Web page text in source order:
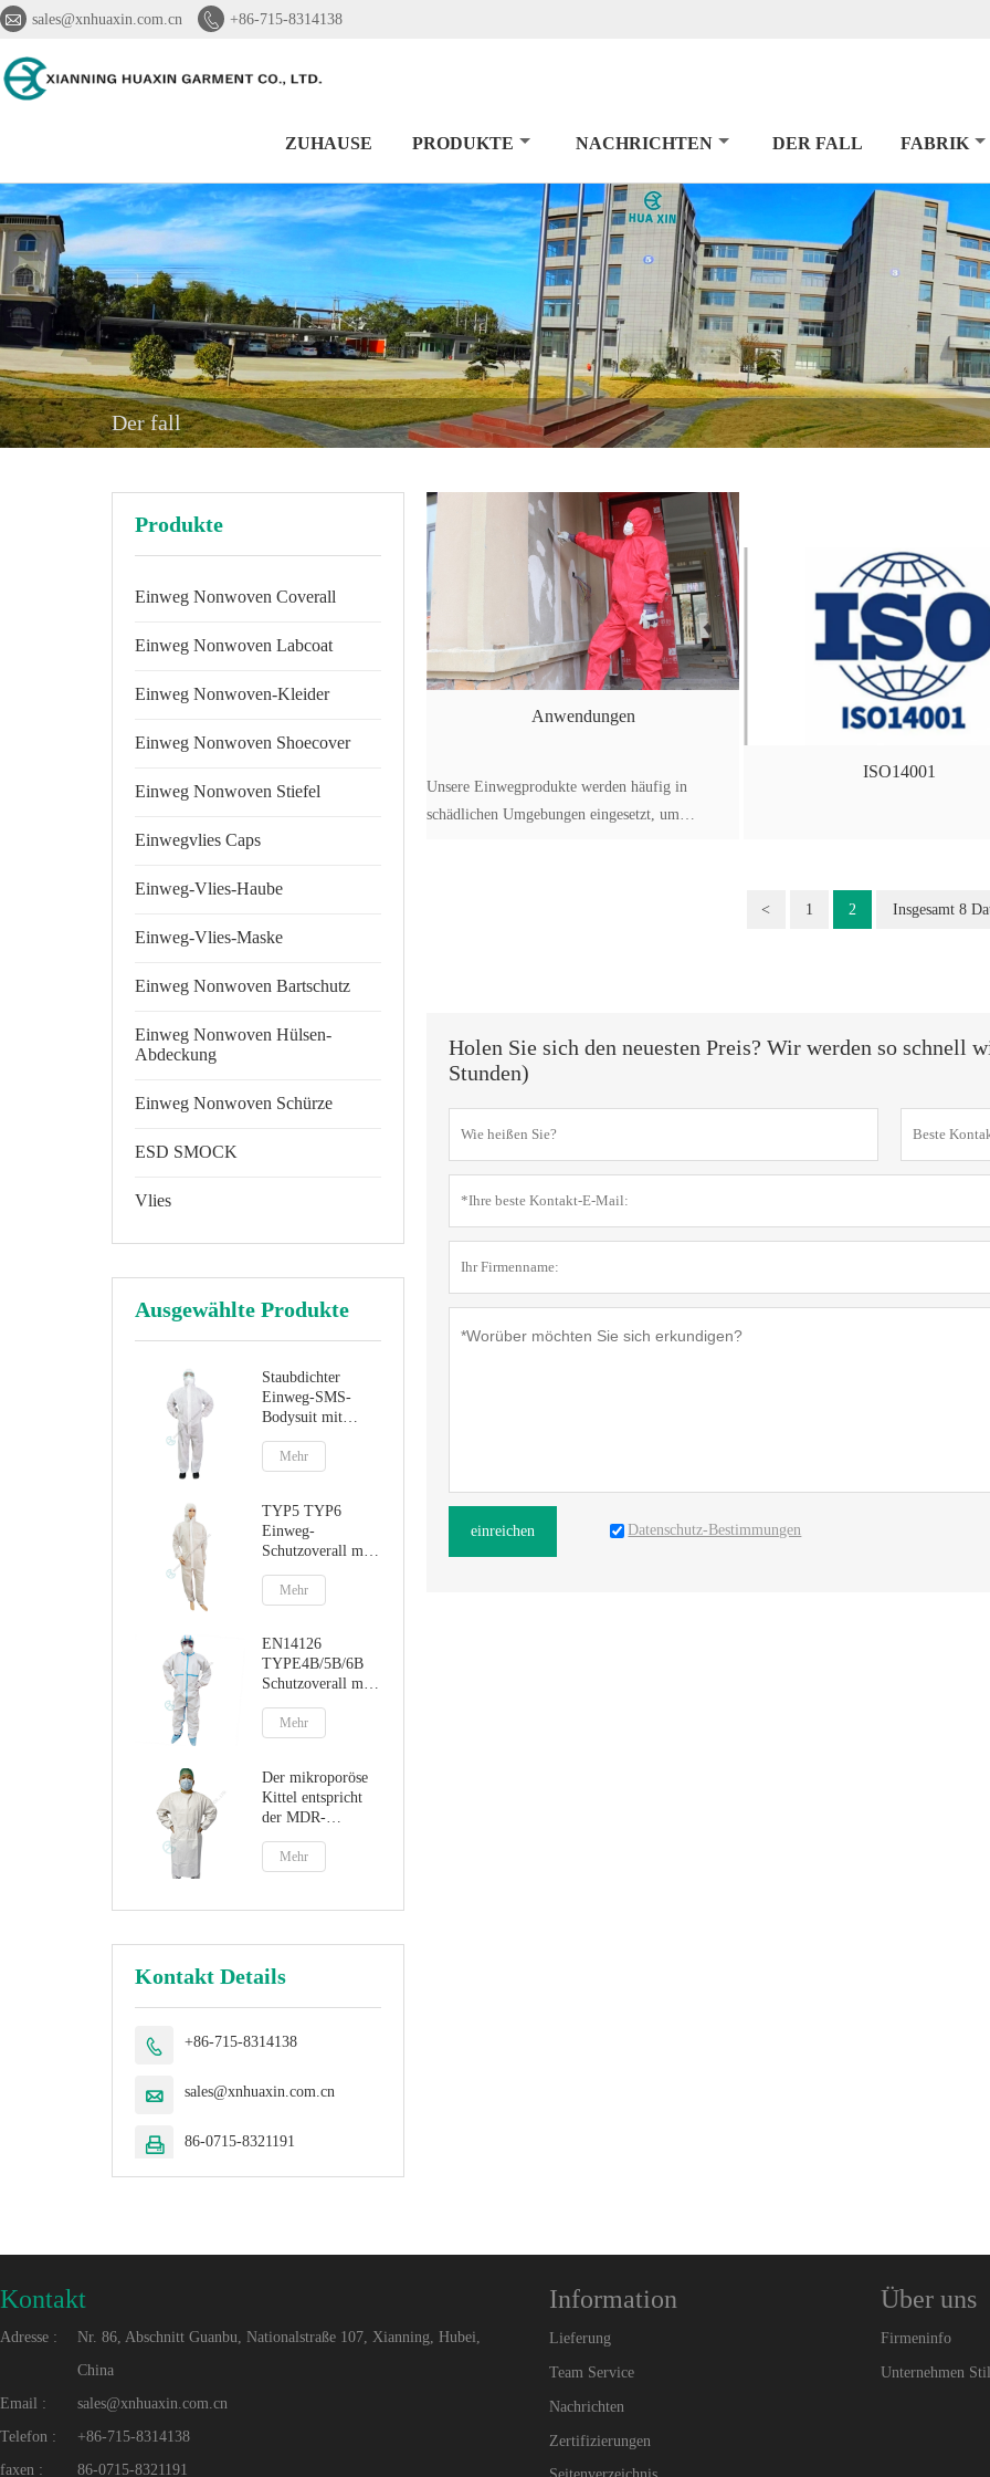
 sales@xnhuaxin.com.cn  +86-715-8314138
ZUHAUSE PRODUKTE NACHRICHTEN DER FALL FABRIK
Der fall
Produkte
Einweg Nonwoven Coverall
Einweg Nonwoven Labcoat
Einweg Nonwoven-Kleider
Einweg Nonwoven Shoecover
Einweg Nonwoven Stiefel
Einwegvlies Caps
Einweg-Vlies-Haube
Einweg-Vlies-Maske
Einweg Nonwoven Bartschutz
Einweg Nonwoven Hülsen-
Abdeckung
Einweg Nonwoven Schürze
ESD SMOCK
Vlies
Ausgewählte Produkte
Staubdichter
Einweg-SMS-
Bodysuit mit
Kapuze
Mehr
TYP5 TYP6
Einweg-
Schutzoverall mit
Mehr
EN14126
TYPE4B/5B/6B
Schutzoverall mit
versiegelten
Nähten
Mehr
Der mikroporöse
Kittel entspricht
der MDR-
2017/745 für
Medizinprodukte
Mehr
Kontakt Details
 +86-715-8314138
 sales@xnhuaxin.com.cn
 86-0715-8321191
Anwendungen
Unsere Einwegprodukte werden häufig in
schädlichen Umgebungen eingesetzt, um
ISO14001
< 1 2 Insgesamt 8
Holen Sie sich den neuesten Preis? Wir werden so schnell
Stunden)
einreichen Datenschutz-Bestimmungen
Kontakt
Adresse :
Nr. 86, Abschnitt Guanbu, Nationalstraße 107, Xianning, Hubei,
China
Email :
sales@xnhuaxin.com.cn
Telefon :
+86-715-8314138
faxen :
86-0715-8321191
Information
Lieferung
Team Service
Nachrichten
Zertifizierungen
Über uns
Firmeninfo
Unternehmen Stil